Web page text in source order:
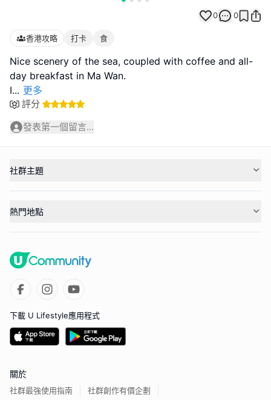
0 0
香港攻略 打卡 食
Nice scenery of the sea, coupled with coffee and all-
day breakfast in Ma Wan.
I... 更多
評分
發表第一個留言...
社群主題
熱門地點
下載 U Lifestyle應用程式
關於
社群最強使用指南 社群創作有價企劃